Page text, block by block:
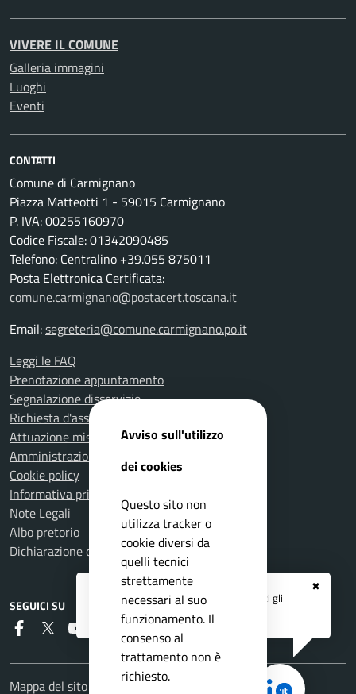
✖
Registrati ai serviziAPP IO
e ricevi tutti gli
aggiornamenti dall'Ente
VIVERE IL COMUNE
Galleria immagini
Luoghi
Eventi
CONTATTI
Comune di Carmignano
Piazza Matteotti 1 - 59015 Carmignano
P. IVA: 00255160970
Codice Fiscale: 01342090485
Telefono: Centralino +39.055 875011
Posta Elettronica Certificata:
comune.carmignano@postacert.toscana.it
Email:segreteria@comune.carmignano.po.it
Leggi le FAQ
Prenotazione appuntamento
Segnalazione disservizio
Richiesta d'assistenza
Attuazione misure PNRR
Amministrazione trasparente
Cookie policy
Informativa privacy
Note Legali
Albo pretorio
Dichiarazione di accessibilità
SEGUICI SU
FaceboookTwitter YoutubeRSS
Mappa del sito
Avviso sull'utilizzo
dei cookies
Questo sito non
utilizza tracker o
cookie diversi da
quelli tecnici
strettamente
necessari al suo
funzionamento. Il
consenso al
trattamento non è
richiesto.